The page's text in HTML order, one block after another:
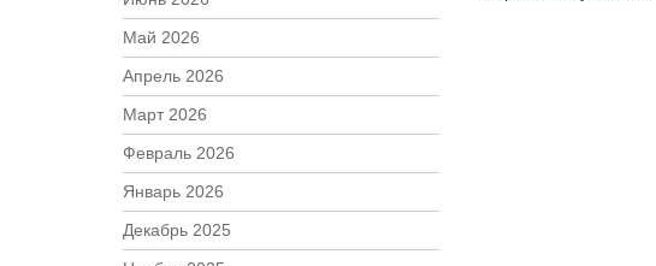
Май 2026
Апрель 2026
Март 2026
Февраль 2026
Январь 2026
Декабрь 2025